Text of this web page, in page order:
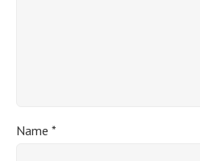
Name *